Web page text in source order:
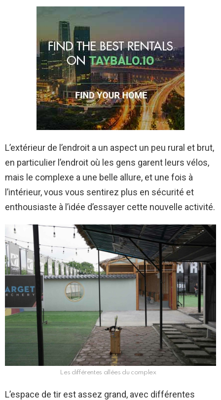
L’extérieur de l’endroit a un aspect un peu rural et brut,
en particulier l’endroit où les gens garent leurs vélos,
mais le complexe a une belle allure, et une fois à
l’intérieur, vous vous sentirez plus en sécurité et
enthousiaste à l’idée d’essayer cette nouvelle activité.
Les différentes allées du complex
L’espace de tir est assez grand, avec différentes